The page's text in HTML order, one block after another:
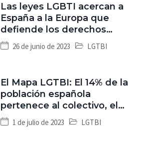
Las leyes LGBTI acercan a
España a la Europa que
defiende los derechos
humanos
26 de junio de 2023 LGTBI
El Mapa LGTBI: El 14% de la
población española
pertenece al colectivo, el
segundo dato más alto a
nivel global
1 de julio de 2023 LGTBI